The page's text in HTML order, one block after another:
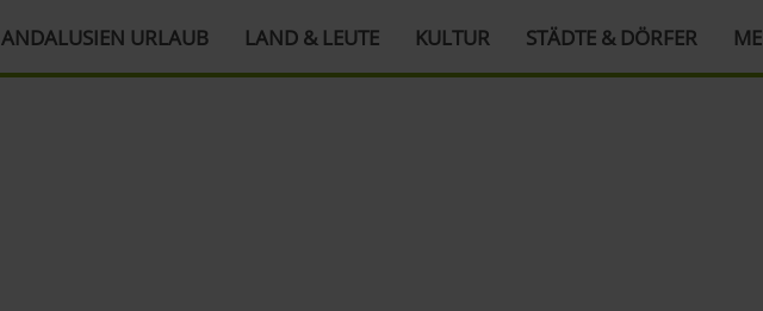
ANDALUSIEN URLAUB LAND & LEUTE KULTUR STÄDTE & DÖRFER